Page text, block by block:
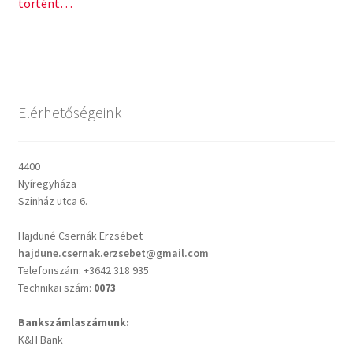
Napi Ige: Evangélikus bibliaolvasó Útmutató
Oswald Chambers: Krisztus mindenek felett
Mindennapi kenyerünk
Alkalmaink
Bemutatkozás
Elérhetőségek
navigáció
történt…
Elérhetőségeink
4400
Nyíregyháza
Szinház utca 6.
Hajduné Csernák Erzsébet
hajdune.csernak.erzsebet@gmail.com
Telefonszám: +3642 318 935
Technikai szám: 0073
Bankszámlaszámunk:
K&H Bank